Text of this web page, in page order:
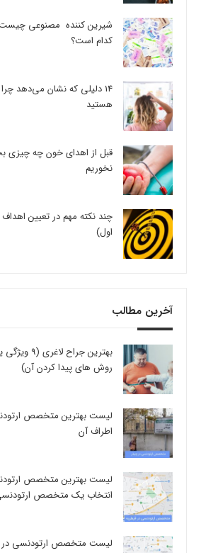
شیرین کننده مصنوعی
کدام است؟
14 دلیلی که نشان می‌دهد
هستید
قبل از اهدای خون چه چیزی
نخوریم
چند نکته مهم در تعیین
اول)
آخرین مطالب
بهترین
روش های پیدا کردن آن)
لیست بهترین متخصص
اطراف آن
لیست بهترین متخصص
انتخاب یک متخصص
لیست متخصص ارتودنسی در